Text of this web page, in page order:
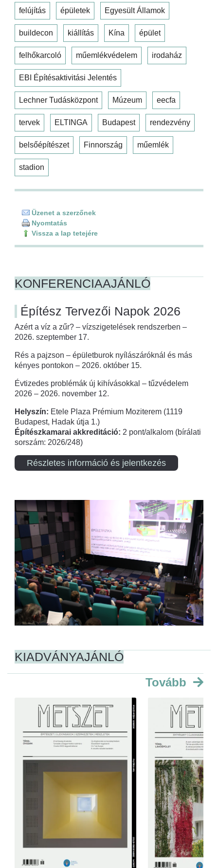
felújítás épületek Egyesült Államok
buildecon kiállítás Kína épület
felhőkarcoló műemlékvédelem irodaház
EBI Építésaktivitási Jelentés
Lechner Tudásközpont Múzeum eecfa
tervek ELTINGA Budapest rendezvény
belsőépítészet Finnország műemlék
stadion
Üzenet a szerzőnek
Nyomtatás
Vissza a lap tetejére
KONFERENCIAAJÁNLÓ
Építész Tervezői Napok 2026
Azért a víz a zűr? – vízszigetelések rendszerben –
2026. szeptember 17.
Rés a pajzson – épületburok nyílászáróknál és más
kényes pontokon – 2026. október 15.
Évtizedes problémák új kihívásokkal – tűzvédelem
2026 – 2026. november 12.
Helyszín: Etele Plaza Prémium Moziterem (1119
Budapest, Hadak útja 1.)
Építészkamarai akkreditáció: 2 pont/alkalom (bírálati
sorszám: 2026/248)
Részletes információ és jelentkezés
KIADVÁNYAJÁNLÓ
Tovább